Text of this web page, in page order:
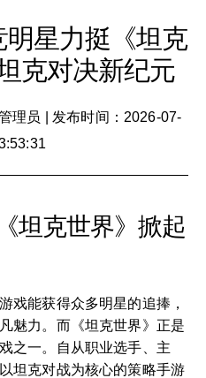
星力挺《坦克
克对决新纪元
理员
发布时间：2026-07-
坦克世界》掀起
戏能获得众多明星的追捧，
魅力。而《坦克世界》正是
之一。自从职业选手、主
坦克对战为核心的策略手游